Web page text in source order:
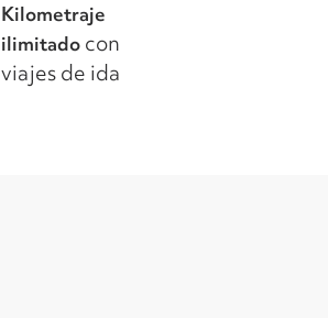
Kilometraje
ilimitado con
viajes de ida